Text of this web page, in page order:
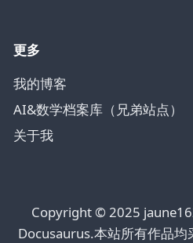
更多
我的博客
AI&数学档案库（兄弟站点）
关于我
Copyright © 2025
Docusaurus.本站所有作品均